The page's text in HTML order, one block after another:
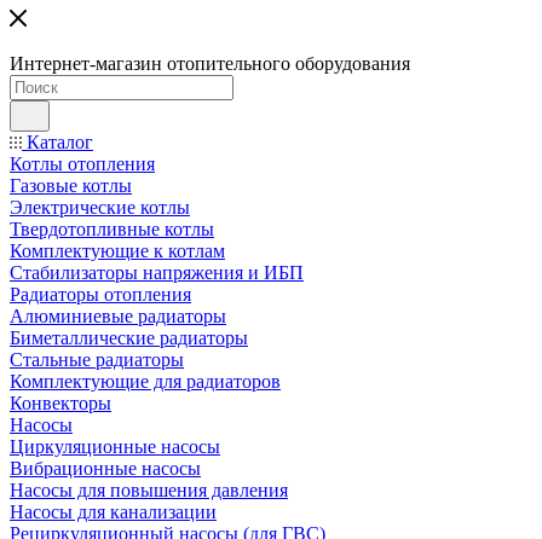
Интернет-магазин отопительного оборудования
Каталог
Котлы отопления
Газовые котлы
Электрические котлы
Твердотопливные котлы
Комплектующие к котлам
Стабилизаторы напряжения и ИБП
Радиаторы отопления
Алюминиевые радиаторы
Биметаллические радиаторы
Стальные радиаторы
Комплектующие для радиаторов
Конвекторы
Насосы
Циркуляционные насосы
Вибрационные насосы
Насосы для повышения давления
Насосы для канализации
Рециркуляционный насосы (для ГВС)